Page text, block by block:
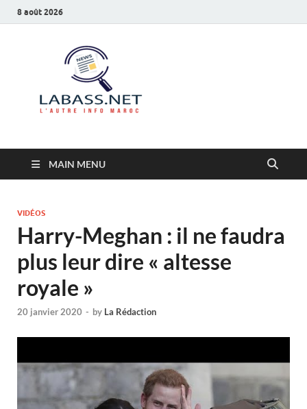
8 août 2026
MAIN MENU
VIDÉOS
Harry-Meghan : il ne faudra
plus leur dire « altesse
royale »
20 janvier 2020 - by La Rédaction